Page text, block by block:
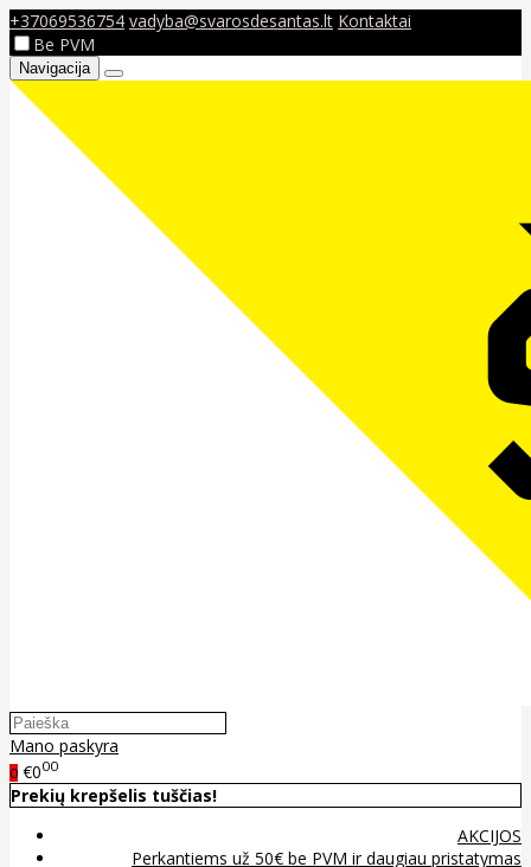
+37069536754 vadyba@svarosdesantas.lt Kontaktai
Be PVM
Navigacija
Mano paskyra
0 €000
Prekių krepšelis tuščias!
AKCIJOS
Perkantiems už 50€ be PVM ir daugiau pristatymas